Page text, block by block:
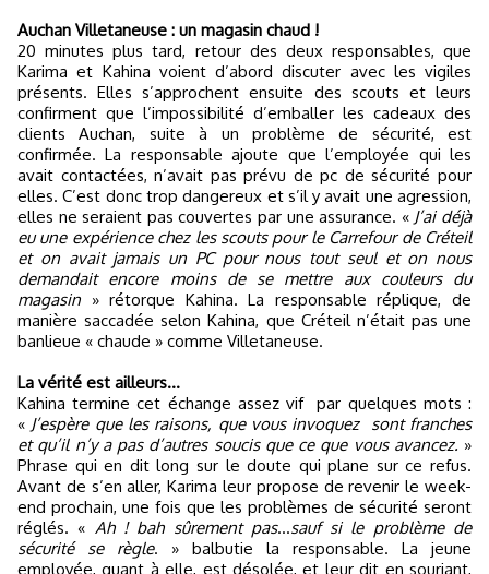
Auchan Villetaneuse : un magasin chaud !
20 minutes plus tard, retour des deux responsables, que
Karima et Kahina voient d’abord discuter avec les vigiles
présents. Elles s’approchent ensuite des scouts et leurs
confirment que l’impossibilité d’emballer les cadeaux des
clients Auchan, suite à un problème de sécurité, est
confirmée. La responsable ajoute que l’employée qui les
avait contactées, n’avait pas prévu de pc de sécurité pour
elles. C’est donc trop dangereux et s’il y avait une agression,
elles ne seraient pas couvertes par une assurance. « J’ai déjà
eu une expérience chez les scouts pour le Carrefour de Créteil
et on avait jamais un PC pour nous tout seul et on nous
demandait encore moins de se mettre aux couleurs du
magasin » rétorque Kahina. La responsable réplique, de
manière saccadée selon Kahina, que Créteil n’était pas une
banlieue « chaude » comme Villetaneuse.
La vérité est ailleurs...
Kahina termine cet échange assez vif
par quelques mots :
« J’espère que les raisons, que vous invoquez
sont franches
et qu’il n’y a pas d’autres soucis que ce que vous avancez. »
Phrase qui en dit long sur le doute qui plane sur ce refus.
Avant de s’en aller, Karima leur propose de revenir le week-
end prochain, une fois que les problèmes de sécurité seront
réglés. « Ah ! bah sûrement pas…sauf si le problème de
sécurité se règle. » balbutie la responsable. La jeune
employée, quant à elle, est désolée, et leur dit en souriant,